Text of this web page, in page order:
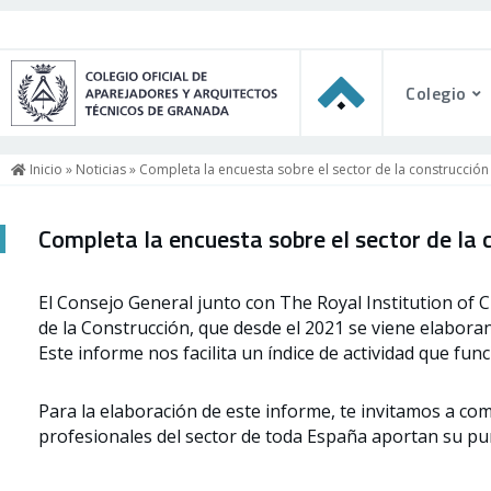
Colegio
Inicio » Noticias» Completa la encuesta sobre el sector de la construcción
Completa la encuesta sobre el sector de la
El Consejo General junto con The Royal Institution of
de la Construcción, que desde el 2021 se viene
Este informe nos facilita un índice de actividad que
Para la elaboración de este informe, te invitamos a
profesionales del sector de toda España aportan su